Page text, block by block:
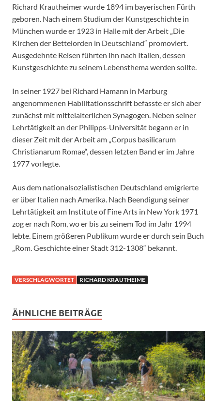
Richard Krautheimer wurde 1894 im bayerischen Fürth
geboren. Nach einem Studium der Kunstgeschichte in
München wurde er 1923 in Halle mit der Arbeit „Die
Kirchen der Bettelorden in Deutschland“ promoviert.
Ausgedehnte Reisen führten ihn nach Italien, dessen
Kunstgeschichte zu seinem Lebensthema werden sollte.
In seiner 1927 bei Richard Hamann in Marburg
angenommenen Habilitationsschrift befasste er sich aber
zunächst mit mittelalterlichen Synagogen. Neben seiner
Lehrtätigkeit an der Philipps-Universität begann er in
dieser Zeit mit der Arbeit am „Corpus basilicarum
Christianarum Romae“, dessen letzten Band er im Jahre
1977 vorlegte.
Aus dem nationalsozialistischen Deutschland emigrierte
er über Italien nach Amerika. Nach Beendigung seiner
Lehrtätigkeit am Institute of Fine Arts in New York 1971
zog er nach Rom, wo er bis zu seinem Tod im Jahr 1994
lebte. Einem größeren Publikum wurde er durch sein Buch
„Rom. Geschichte einer Stadt 312-1308“ bekannt.
VERSCHLAGWORTET RICHARD KRAUTHEIME
ÄHNLICHE BEITRÄGE